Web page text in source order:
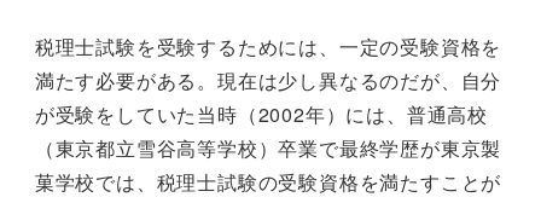
税理士試験を受験するためには、一定の受験資格を
満たす必要がある。現在は少し異なるのだが、自分
が受験をしていた当時（2002年）には、普通高校
（東京都立雪谷高等学校）卒業で最終学歴が東京製
菓学校では、税理士試験の受験資格を満たすことが